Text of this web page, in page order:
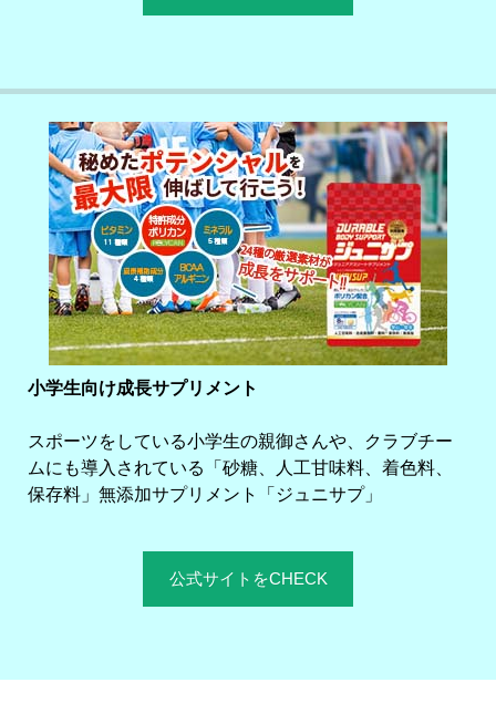
小学生向け成長サプリメント
スポーツをしている小学生の親御さんや、クラブチー
ムにも導入されている「砂糖、人工甘味料、着色料、
保存料」無添加サプリメント「ジュニサプ」
公式サイトをCHECK